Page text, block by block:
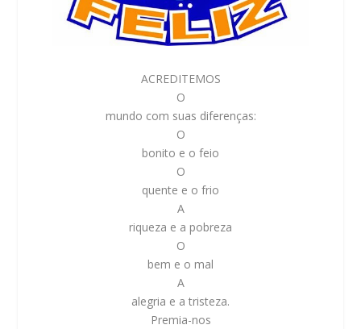
ACREDITEMOS
O
mundo com suas diferenças:
O
bonito e o feio
O
quente e o frio
A
riqueza e a pobreza
O
bem e o mal
A
alegria e a tristeza.
Premia-nos